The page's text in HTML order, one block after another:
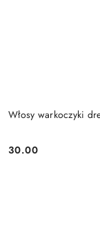
Włosy warkoczyki
Cena:
30.00